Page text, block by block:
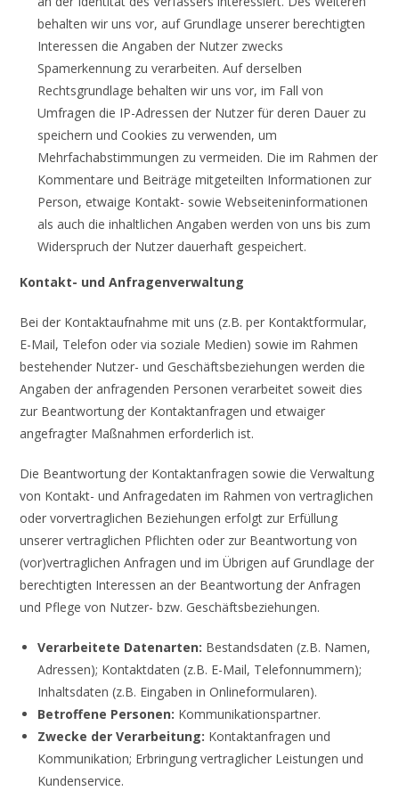
behalten wir uns vor, auf Grundlage unserer berechtigten
Interessen die Angaben der Nutzer zwecks
Spamerkennung zu verarbeiten. Auf derselben
Rechtsgrundlage behalten wir uns vor, im Fall von
Umfragen die IP-Adressen der Nutzer für deren Dauer zu
speichern und Cookies zu verwenden, um
Mehrfachabstimmungen zu vermeiden. Die im Rahmen der
Kommentare und Beiträge mitgeteilten Informationen zur
Person, etwaige Kontakt- sowie Webseiteninformationen
als auch die inhaltlichen Angaben werden von uns bis zum
Widerspruch der Nutzer dauerhaft gespeichert.
Kontakt- und Anfragenverwaltung
Bei der Kontaktaufnahme mit uns (z.B. per Kontaktformular,
E-Mail, Telefon oder via soziale Medien) sowie im Rahmen
bestehender Nutzer- und Geschäftsbeziehungen werden die
Angaben der anfragenden Personen verarbeitet soweit dies
zur Beantwortung der Kontaktanfragen und etwaiger
angefragter Maßnahmen erforderlich ist.
Die Beantwortung der Kontaktanfragen sowie die Verwaltung
von Kontakt- und Anfragedaten im Rahmen von vertraglichen
oder vorvertraglichen Beziehungen erfolgt zur Erfüllung
unserer vertraglichen Pflichten oder zur Beantwortung von
(vor)vertraglichen Anfragen und im Übrigen auf Grundlage der
berechtigten Interessen an der Beantwortung der Anfragen
und Pflege von Nutzer- bzw. Geschäftsbeziehungen.
Verarbeitete Datenarten: Bestandsdaten (z.B. Namen,
Adressen); Kontaktdaten (z.B. E-Mail, Telefonnummern);
Inhaltsdaten (z.B. Eingaben in Onlineformularen).
Betroffene Personen: Kommunikationspartner.
Zwecke der Verarbeitung: Kontaktanfragen und
Kommunikation; Erbringung vertraglicher Leistungen und
Kundenservice.